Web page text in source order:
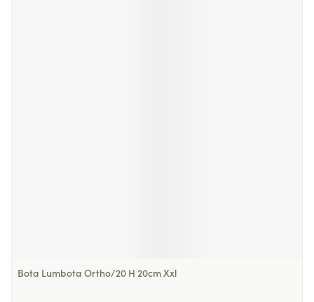
Bota Lumbota Ortho/20 H 20cm Xxl